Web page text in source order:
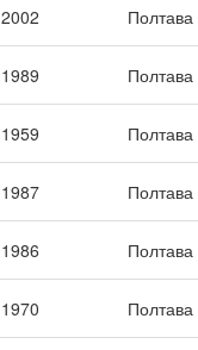
2002 Полтава
1989 Полтава
1959 Полтава
1987 Полтава
1986 Полтава
1970 Полтава